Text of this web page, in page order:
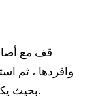
قف مع
وافردها ، ثم
بحيث يكون وزنك متوازنًا بشكل متساوٍ على القدمين.